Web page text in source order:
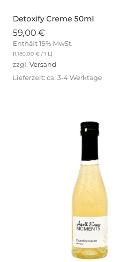
Detoxify Creme 50ml
59,00 €
Enthält 19% MwSt.
(1.180,00 € / 1 L)
zzgl. Versand
Lieferzeit: ca. 3-4 Werktage